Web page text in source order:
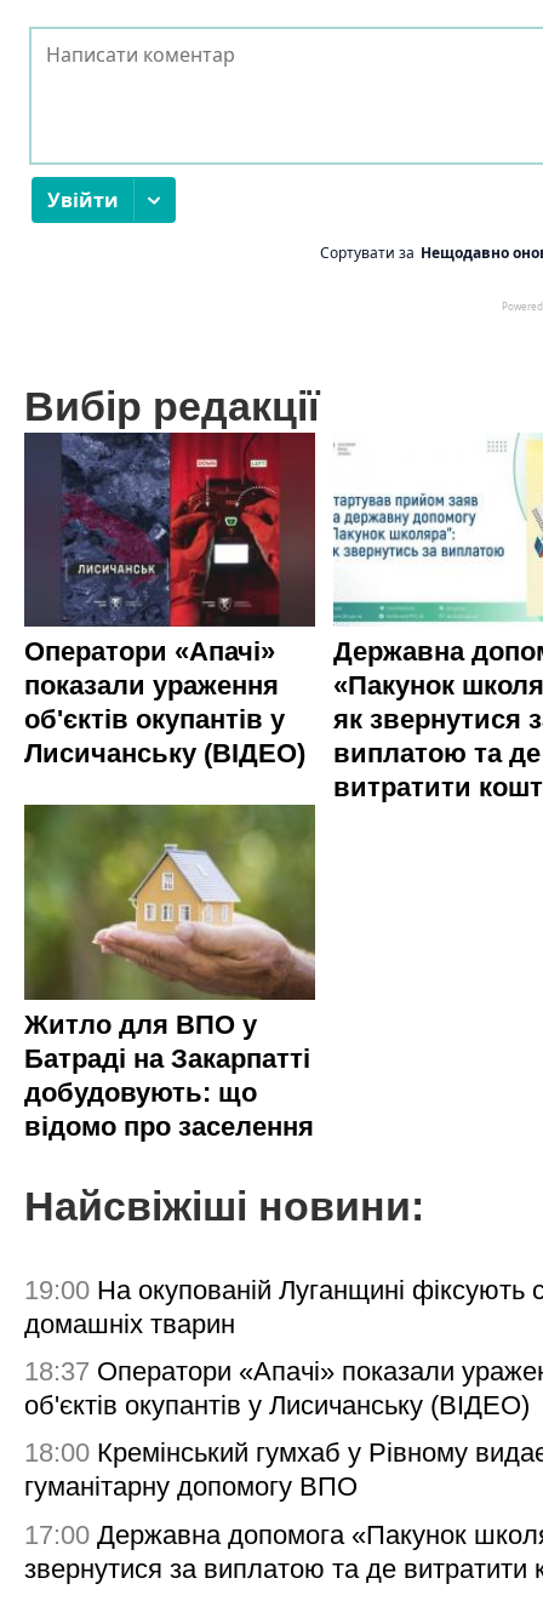
Вибір редакції
Оператори «Апачі»
показали ураження
об'єктів окупантів у
Лисичанську (ВІДЕО)
Державна
«Пакунок
як звернутися
виплатою та де
витратити
Житло для ВПО у
Батраді на Закарпатті
добудовують: що
відомо про заселення
Найсвіжіші новини:
19:00 На окупованій Луганщині фіксують
домашніх тварин
18:37 Оператори «Апачі» показали
об'єктів окупантів у Лисичанську (ВІДЕО)
18:00 Кремінський гумхаб у Рівному
гуманітарну допомогу ВПО
17:00 Державна допомога «Пакунок
звернутися за виплатою та де витратити